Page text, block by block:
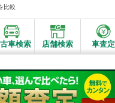
比較
車検索 店舗検索 車査定